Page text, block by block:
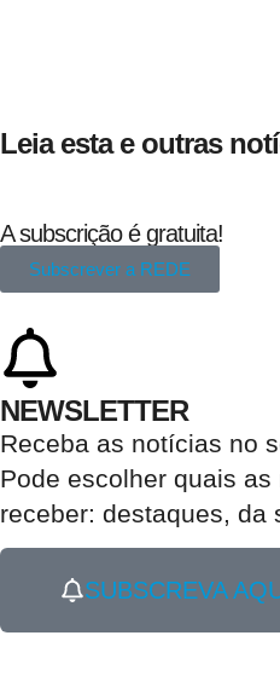
Leia esta e outras
A subscrição é gratuita!
Subscrever a REDE
NEWSLETTER
Receba as notícias no
Pode escolher quais
receber: destaques, da
SUBSCREVA